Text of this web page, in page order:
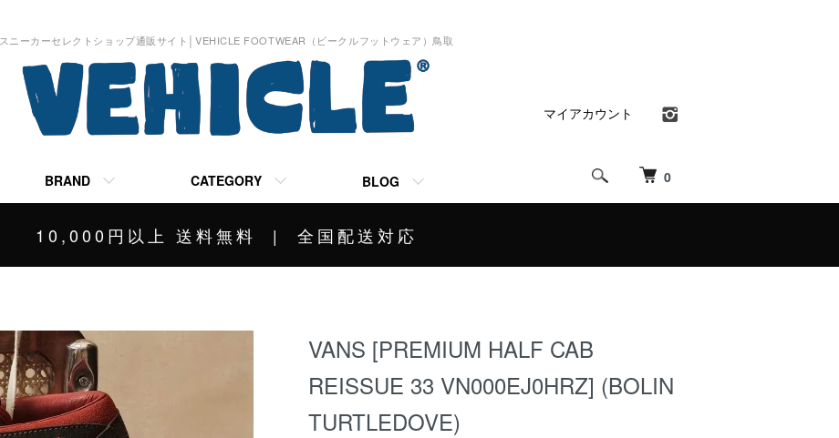
スニーカーセレクトショップ通販サイト│VEHICLE FOOTWEAR（ビークルフットウェア）鳥取
0
BRAND CATEGORY BLOG
マイアカウント
10,000円以上 送料無料 | 全国配送対応
VANS [PREMIUM HALF CAB
REISSUE 33 VN000EJ0HRZ] (BOLIN
TURTLEDOVE)